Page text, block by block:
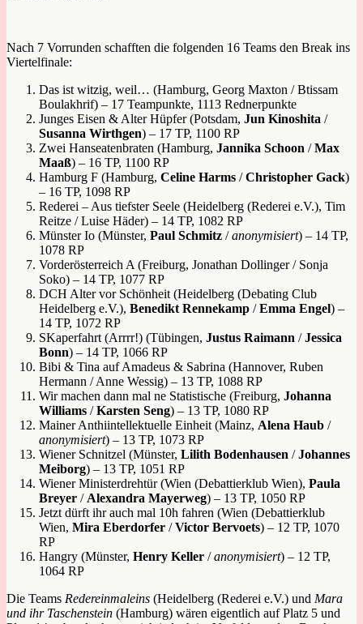
Nach 7 Vorrunden schafften die folgenden 16 Teams den Break ins
Viertelfinale:
Das ist witzig, weil… (Hamburg, Georg Maxton / Btissam
Boulakhrif) – 17 Teampunkte, 1113 Rednerpunkte
Junges Eisen & Alter Hüpfer (Potsdam, Jun Kinoshita /
Susanna Wirthgen) – 17 TP, 1100 RP
Zwei Hanseatenbraten (Hamburg, Jannika Schoon /Max
Maaß) – 16 TP, 1100 RP
Hamburg F (Hamburg, Celine Harms /Christopher Gack)
– 16 TP, 1098 RP
Rederei – Aus tiefster Seele (Heidelberg (Rederei e.V.), Tim
Reitze / Luise Häder) – 14 TP, 1082 RP
Münster Io (Münster, Paul Schmitz /anonymisiert) – 14 TP,
1078 RP
Vorderösterreich A (Freiburg, Jonathan Dollinger / Sonja
Soko) – 14 TP, 1077 RP
DCH Alter vor Schönheit (Heidelberg (Debating Club
Heidelberg e.V.), Benedikt Rennekamp /Emma Engel) –
14 TP, 1072 RP
SKaperfahrt (Arrrr!) (Tübingen, Justus Raimann /Jessica
Bonn) – 14 TP, 1066 RP
Bibi & Tina auf Amadeus & Sabrina (Hannover, Ruben
Hermann / Anne Wessig) – 13 TP, 1088 RP
Wir machen dann mal ne Statistische (Freiburg, Johanna
Williams /Karsten Seng) – 13 TP, 1080 RP
Mainer Anthiintellektuelle Einheit (Mainz, Alena Haub /
anonymisiert) – 13 TP, 1073 RP
Wiener Schnitzel (Münster, Lilith Bodenhausen /Johannes
Meiborg) – 13 TP, 1051 RP
Wiener Ministerdrehtür (Wien (Debattierklub Wien), Paula
Breyer / Alexandra Mayerweg) – 13 TP, 1050 RP
Jetzt dürft ihr auch mal 10h fahren (Wien (Debattierklub
Wien, Mira Eberdorfer /Victor Bervoets) – 12 TP, 1070
RP
Hangry (Münster, Henry Keller /anonymisiert) – 12 TP,
1064 RP
Die Teams Redereinmaleins (Heidelberg (Rederei e.V.) und Mara
und ihr Taschenstein (Hamburg) wären eigentlich auf Platz 5 und